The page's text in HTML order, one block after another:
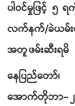
ပါဝင်မှုဖြင့် ၅ ရ
လက်နက်/ခဲယမ်း
အတူဖမ်းဆီးရမိ
နေပြည်တော်၊
အောက်တိုဘာ-